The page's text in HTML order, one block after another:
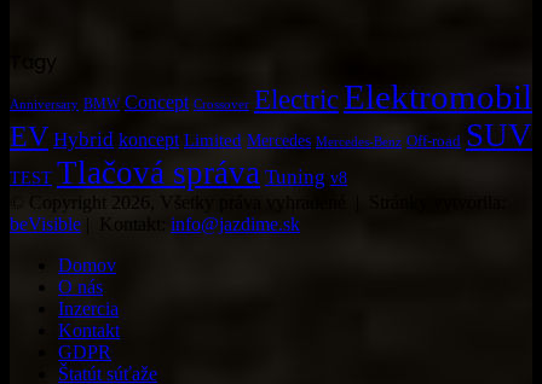
Tagy
Anniversary BMW Concept Crossover ElectricElektromobil
EV Hybrid koncept Limited Mercedes Mercedes-Benz Off-road SUV
TEST Tlačová správa Tuning v8
© Copyright 2026, Všetky práva vyhradené | Stránky vytvorila:
beVisible | Kontakt: info@jazdime.sk
Domov
O nás
Inzercia
Kontakt
GDPR
Štatút súťaže